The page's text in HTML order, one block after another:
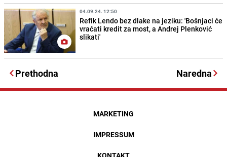
04.09.24. 12:50
Refik Lendo bez dlake na jeziku: 'Bošnjaci će
vraćati kredit za most, a Andrej Plenković
slikati'
Prethodna Naredna
MARKETING
IMPRESSUM